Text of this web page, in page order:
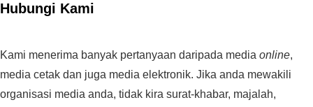
Hubungi Kami
Kami menerima banyak pertanyaan daripada media online,
media cetak dan juga media elektronik. Jika anda mewakili
organisasi media anda, tidak kira surat-khabar, majalah,